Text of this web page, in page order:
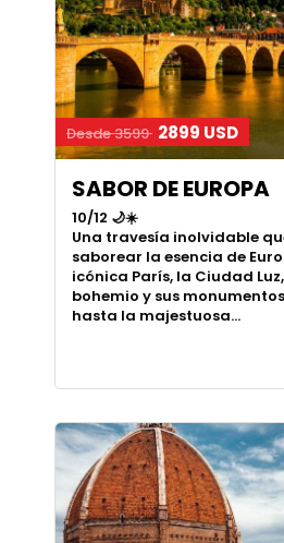
Desde 3599 2899 USD
SABOR DE EUROPA
10/12 🌙☀️
Una travesía inolvidable
saborear la esencia de
icónica París, la Ciudad
bohemio y sus
hasta la majestuosa…